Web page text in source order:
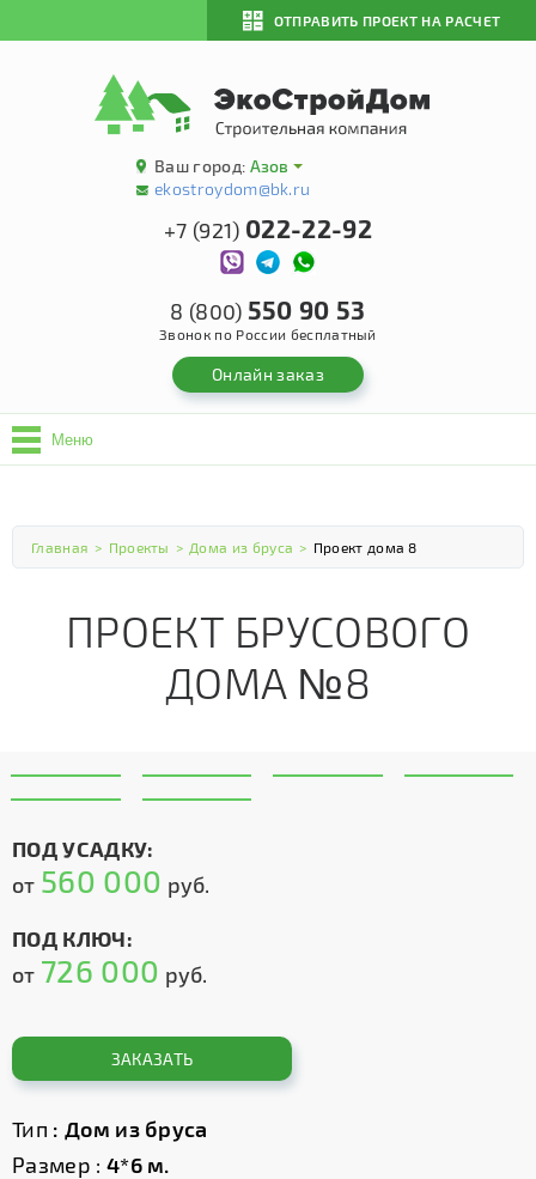
ОТПРАВИТЬ ПРОЕКТ НА РАСЧЕТ
Ваш город: Азов
ekostroydom@bk.ru
+7 (921) 022-22-92
8 (800) 550 90 53
Звонок по России бесплатный
Онлайн заказ
Меню
Главная > Проекты > Дома из бруса > Проект дома 8
ПРОЕКТ БРУСОВОГО
ДОМА №8
ПОД УСАДКУ:
от 560 000 руб.
ПОД КЛЮЧ:
от 726 000 руб.
ЗАКАЗАТЬ
Тип : Дом из бруса
Размер : 4*6 м.